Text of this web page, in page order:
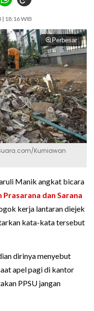
| 18:16 WIB
Perbesar
Kurniawan
Manik angkat bicara
Prasarana dan Sarana
kerja lantaran diejek
kata-kata tersebut
dirinya menyebut
apel pagi di kantor
PPSU jangan